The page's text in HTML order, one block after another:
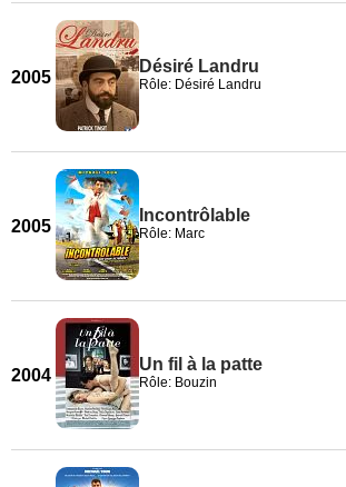
2005
Désiré Landru
Rôle: Désiré Landru
2005
Incontrôlable
Rôle: Marc
2004
Un fil à la patte
Rôle: Bouzin